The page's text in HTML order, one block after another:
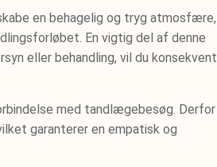
en behagelig og tryg atmosfære,
En vigtig del af denne
eller behandling, vil du konsekvent
med tandlægebesøg. Derfor
garanterer en empatisk og